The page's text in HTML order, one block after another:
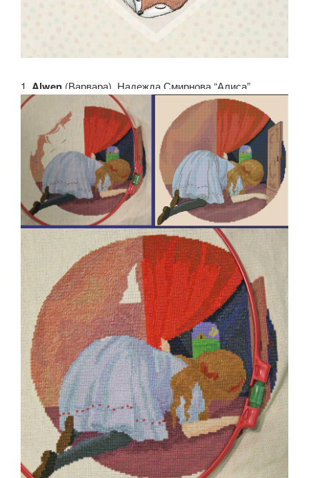
1. Alwen (Варвара). Надежда Смирнова “Алиса”